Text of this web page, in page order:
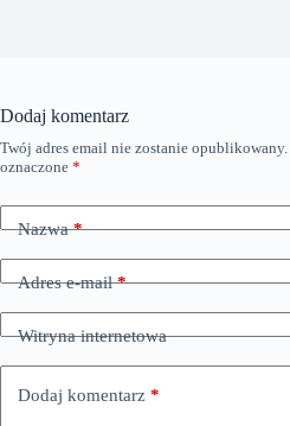
Dodaj komentarz
Twój adres email nie zostanie opublikowany.
oznaczone *
Nazwa*
Adres e-mail*
Witryna internetowa
Dodaj komentarz *